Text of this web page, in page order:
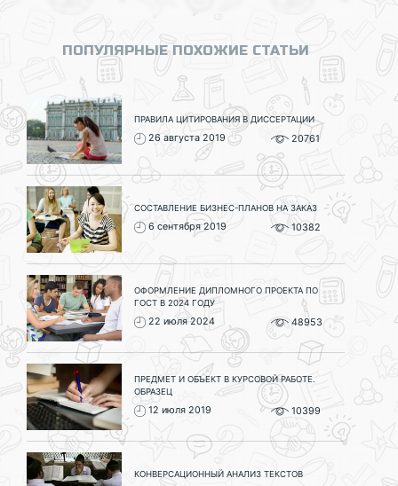
ПОПУЛЯРНЫЕ ПОХОЖИЕ СТАТЬИ
ПРАВИЛА ЦИТИРОВАНИЯ В ДИССЕРТАЦИИ
26 августа 2019 20761
СОСТАВЛЕНИЕ БИЗНЕС-ПЛАНОВ НА ЗАКАЗ
6 сентября 2019 10382
ОФОРМЛЕНИЕ ДИПЛОМНОГО ПРОЕКТА ПО
ГОСТ В 2024 ГОДУ
22 июля 2024 48953
ПРЕДМЕТ И ОБЪЕКТ В КУРСОВОЙ РАБОТЕ.
ОБРАЗЕЦ
12 июля 2019 10399
КОНВЕРСАЦИОННЫЙ АНАЛИЗ ТЕКСТОВ